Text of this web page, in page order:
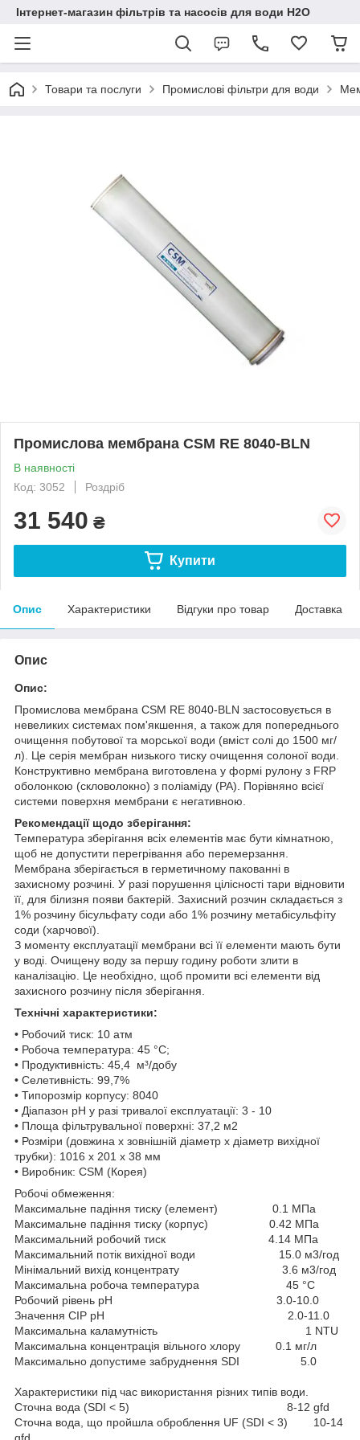
Інтернет-магазин фільтрів та насосів для води H2O
Товари та послуги Промислові фільтри для води
Промислова мембрана CSM RE 8040-BLN
В наявності
Код: 3052
Роздріб
31 540 ₴
Купити
Опис Характеристики Відгуки про товар Доставка
Опис
Опис:
Промислова мембрана CSM RE 8040-BLN застосовується в
невеликих системах пом'якшення, а також для попереднього
очищення побутової та морської води (вміст солі до 1500 мг/
л). Це серія мембран низького тиску очищення солоної води.
Конструктивно мембрана виготовлена у формі рулону з FRP
оболонкою (скловолокно) з поліаміду (РА). Порівняно всієї
системи поверхня мембрани є негативною.
Рекомендації щодо зберігання:
Температура зберігання всіх елементів має бути кімнатною,
щоб не допустити перегрівання або перемерзання.
Мембрана зберігається в герметичному пакованні в
захисному розчині. У разі порушення цілісності тари відновити
її, для білизня появи бактерій. Захисний розчин складається з
1% розчину бісульфату соди або 1% розчину метабісульфіту
соди (харчової).
З моменту експлуатації мембрани всі її елементи мають бути
у воді. Очищену воду за першу годину роботи злити в
каналізацію. Це необхідно, щоб промити всі елементи від
захисного розчину після зберігання.
Технічні характеристики:
• Робочий тиск: 10 атм
• Робоча температура: 45 °C;
• Продуктивність: 45,4 м³/добу
• Селетивність: 99,7%
• Типорозмір корпусу: 8040
• Діапазон pH у разі тривалої експлуатації: 3 - 10
• Площа фільтрувальної поверхні: 37,2 м2
• Розміри (довжина х зовнішній діаметр х діаметр вихідної
трубки): 1016 х 201 х 38 мм
• Виробник: CSM (Корея)
Робочі обмеження:
Максимальне падіння тиску (елемент) 0.1 МПа
Максимальне падіння тиску (корпус) 0.42 МПа
Максимальний робочий тиск 4.14 МПа
Максимальний потік вихідної води 15.0 м3/год
Мінімальний вихід концентрату 3.6 м3/год
Максимальна робоча температура 45 °C
Робочий рівень pH 3.0-10.0
Значення CIP pH 2.0-11.0
Максимальна каламутність 1 NTU
Максимальна концентрація вільного хлору 0.1 мг/л
Максимально допустиме забруднення SDI 5.0
Характеристики під час використання різних типів води.
Сточна вода (SDI < 5) 8-12 gfd
Сточна вода, що пройшла оброблення UF (SDI < 3) 10-14
gfd